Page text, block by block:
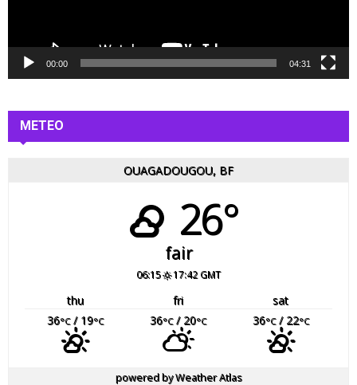
d
o
00:00 04:31
METEO
OUAGADOUGOU, BF
26°
fair
06:15 17:42 GMT
thu fri
sat
36°C/ 19°C 36°C/ 20°C 36°C/ 22°C
powered byWeather Atlas